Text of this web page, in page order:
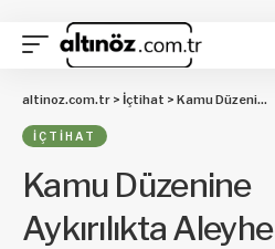
altinoz.com.tr > İçtihat > Kamu Düzenine Aykırılıkta Aleyhe Bozma Yasağı İlkesi Uygulanmaz
İÇTIHAT
Kamu Düzenine
Aykırılıkta Aleyhe